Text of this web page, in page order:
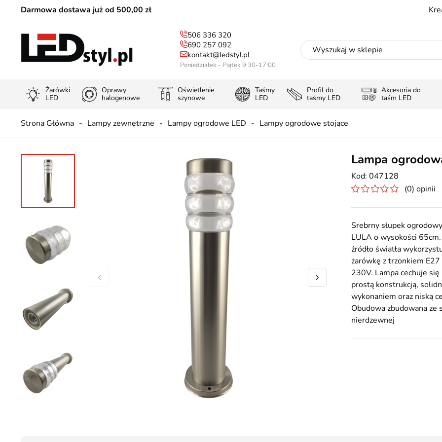
Darmowa dostawa już od 500,00 zł
506 336 320
690 257 092
kontakt@ledstyl.pl
Poniedziałek - Piątek 9:30-17:00
Żarówki
LED
Oprawy
halogenowe
Oświetlenie
szynowe
Taśmy
LED
Profil do
taśmy LED
Akcesoria do
taśm LED
Strona Główna Lampy zewnętrzne Lampy ogrodowe LED Lampy ogrodowe stojące
Lampa
047128
(0) opinii
Srebrny słupek ogrodowy
LULA o wysokości 65cm.
źródło światła
żarówkę z trzonkiem E27
230V. Lampa cechuje się
prostą konstrukcją,
wykonaniem oraz niską
Obudowa zbudowana ze
nierdzewnej